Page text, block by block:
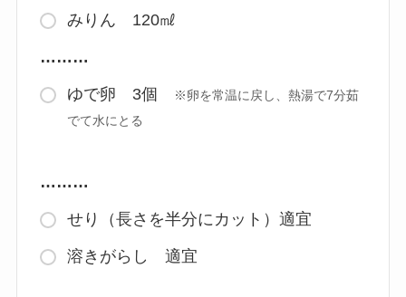
みりん 120㎖
………
ゆで卵 3個
※卵を常温に戻し、熱湯で7分茹
でて水にとる
………
せり（長さを半分にカット）適宜
溶きがらし 適宜